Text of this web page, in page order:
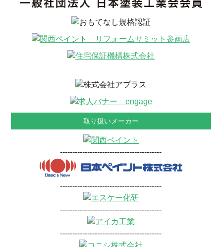
取り扱いメーカー
-----------------------------------------
-----------------------------------------
-----------------------------------------
-----------------------------------------